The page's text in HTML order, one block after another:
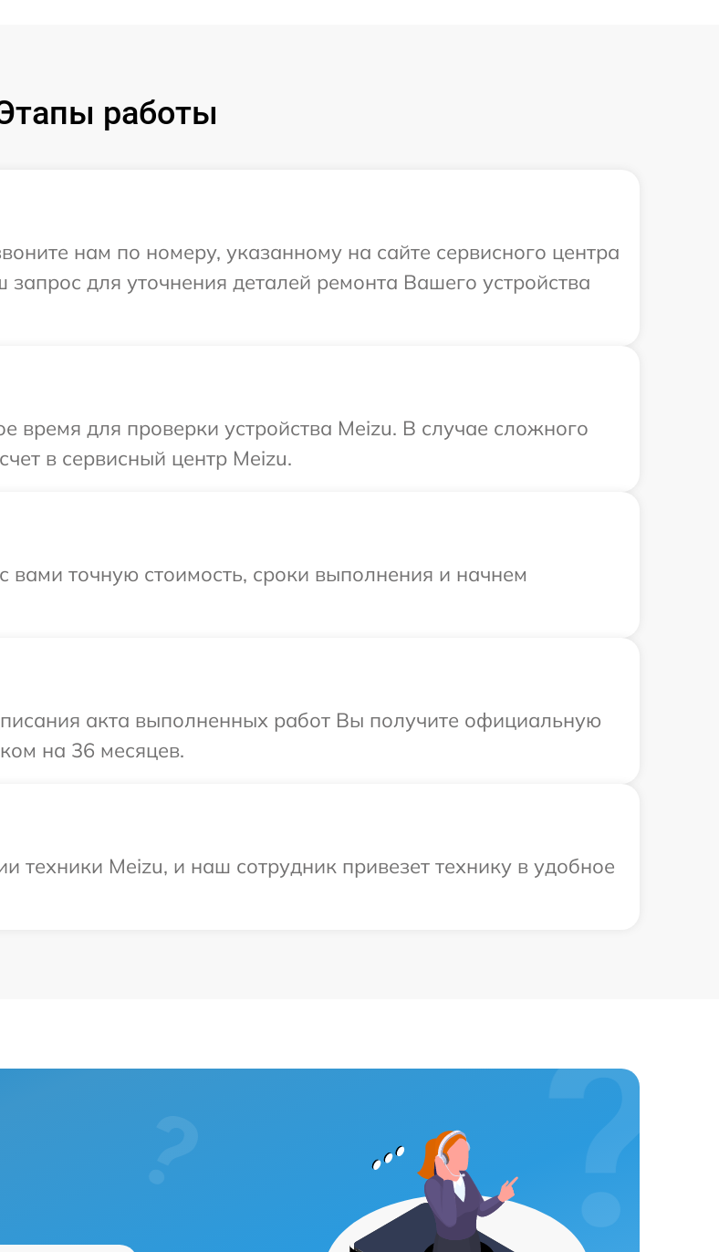
работы
нам по номеру, указанному на сайте сервисного центра
для уточнения деталей ремонта Вашего устройства
время для проверки устройства Meizu. В случае сложного
в сервисный центр Meizu.
вами точную стоимость, сроки выполнения и начнем
акта выполненных работ Вы получите официальную
на 36 месяцев.
Meizu, и наш сотрудник привезет технику в удобное